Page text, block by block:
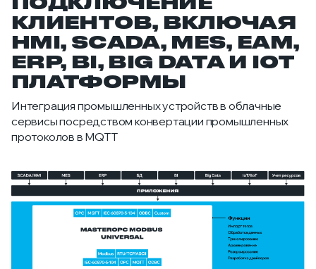
КЛИЕНТОВ, ВКЛЮЧАЯ
HMI, SCADA, MES, EAM,
ERP, BI, BIG DATA И IOT
ПЛАТФОРМЫ
Интеграция промышленных устройств в облачные
сервисы посредством конвертации промышленных
протоколов в MQTT